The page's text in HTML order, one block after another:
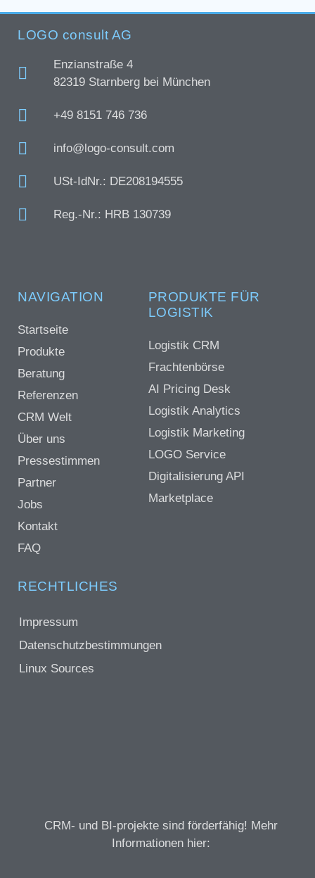
LOGO consult AG
Enzianstraße 4
82319 Starnberg bei München
+49 8151 746 736
info@logo-consult.com
USt-IdNr.: DE208194555
Reg.-Nr.: HRB 130739
NAVIGATION
Startseite
Produkte
Beratung
Referenzen
CRM Welt
Über uns
Pressestimmen
Partner
Jobs
Kontakt
FAQ
PRODUKTE FÜR
LOGISTIK
Logistik CRM
Frachtenbörse
AI Pricing Desk
Logistik Analytics
Logistik Marketing
LOGO Service
Digitalisierung API
Marketplace
RECHTLICHES
Impressum
Datenschutzbestimmungen
Linux Sources
CRM- und BI-projekte sind förderfähig! Mehr
Informationen hier: